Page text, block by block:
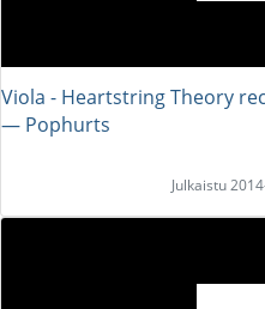
Viola - Heartstring Theory
― Pophurts
Julkaistu